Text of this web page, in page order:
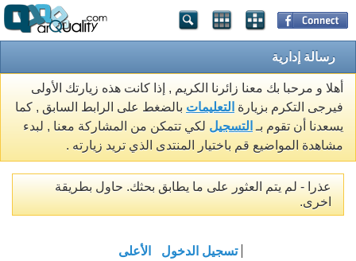
رسالة إدارية
أهلا و مرحبا بك معنا زائرنا الكريم , إذا كانت هذه زيارتك الأولى
فيرجى التكرم بزيارة التعليمات بالضغط على الرابط السابق , كما
يسعدنا أن تقوم بـ التسجيل لكي تتمكن من المشاركة معنا , لبدء
مشاهدة المواضيع قم باختيار المنتدى الذي تريد زيارته .
عذرا - لم يتم العثور على ما يطابق بحثك. حاول بطريقة
اخرى.
تسجيل الدخول الأعلى